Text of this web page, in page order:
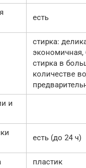
есть
стирка:
экономичная,
стирка в
количестве
и
есть (до 24 ч)
пластик